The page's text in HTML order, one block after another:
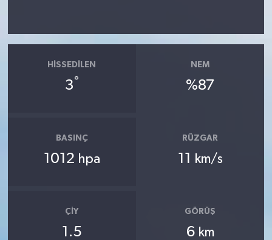
HISSEDILEN
3°
NEM
%87
BASINÇ
1012 hpa
RÜZGAR
11 km/s
ÇIY
1.5
GÖRÜŞ
6 km